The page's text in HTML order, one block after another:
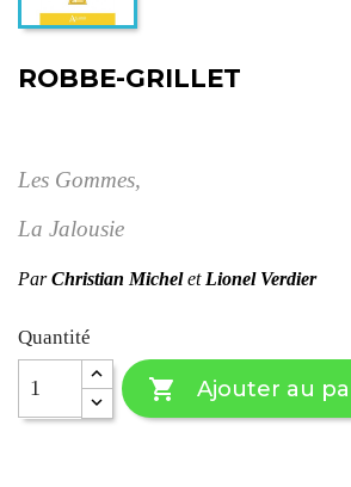
ROBBE-GRILLET
Les Gommes,
La Jalousie
ParChristian MicheletLionel Verdier
Quantité
 Ajouter au